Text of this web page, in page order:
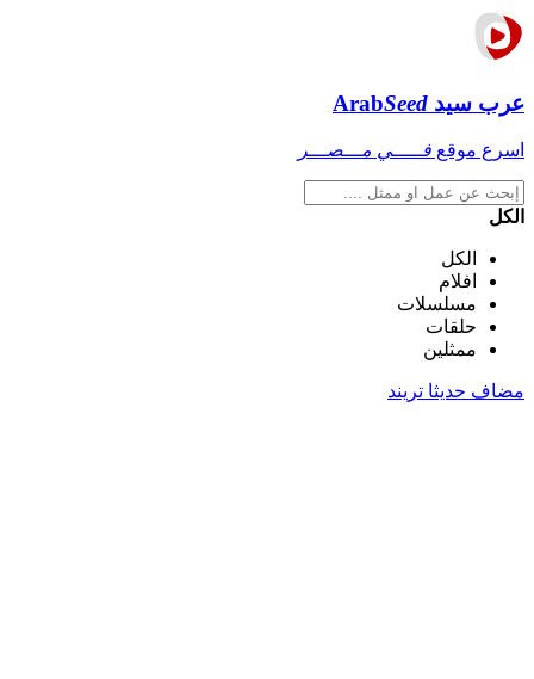
عرب سيد ArabSeed
اسرع موقع فـــــي مـــصـــر
الكل
الكل
افلام
مسلسلات
حلقات
ممثلين
مضاف حديثا تريند